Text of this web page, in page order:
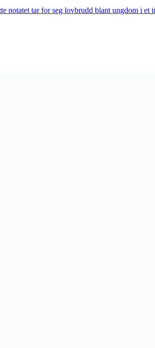
notatet tar for seg lovbrudd blant ungdom i et